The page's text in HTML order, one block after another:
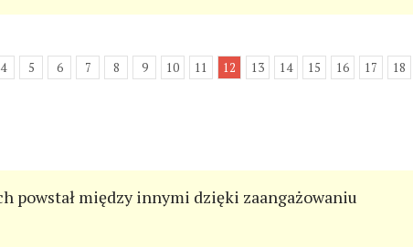
4 5 6 7 8 9 10 11 12 13 14 15 16 17 18
powstał między innymi dzięki zaangażowaniu